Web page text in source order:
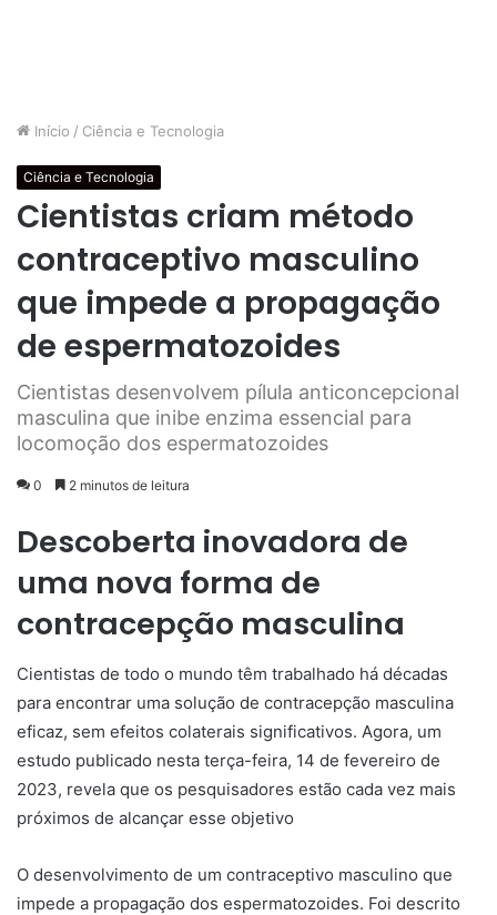
Início / Ciência e Tecnologia
Ciência e Tecnologia
Cientistas criam método
contraceptivo masculino
que impede a propagação
de espermatozoides
Cientistas desenvolvem pílula anticoncepcional
masculina que inibe enzima essencial para
locomoção dos espermatozoides
0 2 minutos de leitura
Descoberta inovadora de
uma nova forma de
contracepção masculina
Cientistas de todo o mundo têm trabalhado há décadas
para encontrar uma solução de contracepção masculina
eficaz, sem efeitos colaterais significativos. Agora, um
estudo publicado nesta terça-feira, 14 de fevereiro de
2023, revela que os pesquisadores estão cada vez mais
próximos de alcançar esse objetivo
O desenvolvimento de um contraceptivo masculino que
impede a propagação dos espermatozoides. Foi descrito